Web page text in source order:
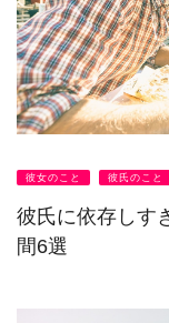
彼女のこと 彼氏のこと
彼氏に依存しす
間6選